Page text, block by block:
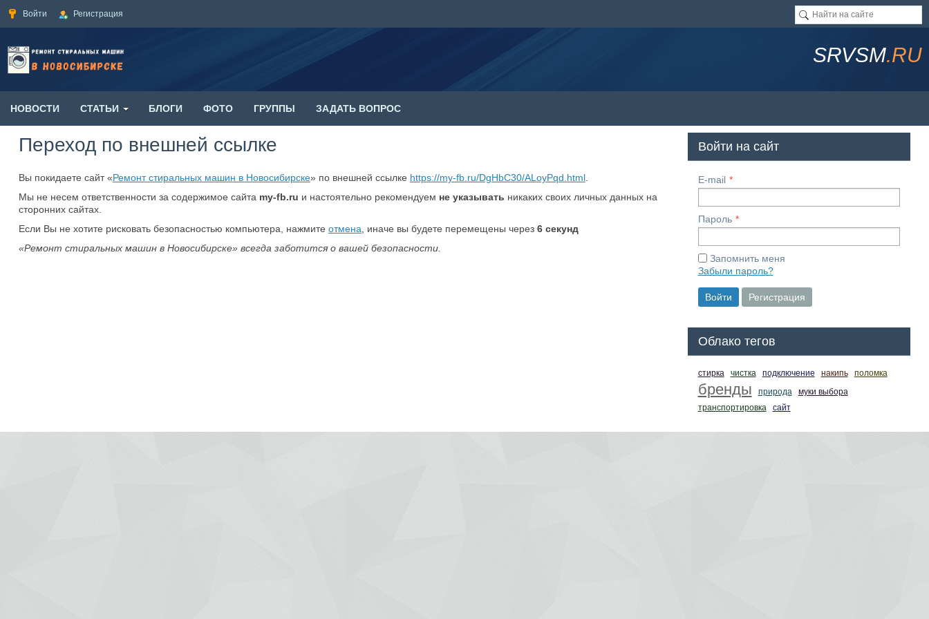
Войти Регистрация
SRVSM.RU
НОВОСТИ СТАТЬИ БЛОГИ ФОТО ГРУППЫ ЗАДАТЬ ВОПРОС
Переход по внешней ссылке
Вы покидаете сайт «Ремонт стиральных машин в Новосибирске» по внешней ссылке https://my-fb.ru/DgHbC30/ALoyPqd.html.
Мы не несем ответственности за содержимое сайта my-fb.ru и настоятельно рекомендуем не указывать никаких своих личных данных на
сторонних сайтах.
Если Вы не хотите рисковать безопасностью компьютера, нажмите отмена , иначе вы будете перемещены через 6секунд
«Ремонт стиральных машин в Новосибирске» всегда заботится о вашей безопасности.
Войти на сайт
E-mail
Пароль
Запомнить меня
Забыли пароль?
Войти Регистрация
Облако тегов
стирка чистка подключение накипь поломка
бренды природа
муки выбора
транспортировка
сайт